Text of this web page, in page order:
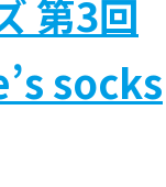
第3回
socks